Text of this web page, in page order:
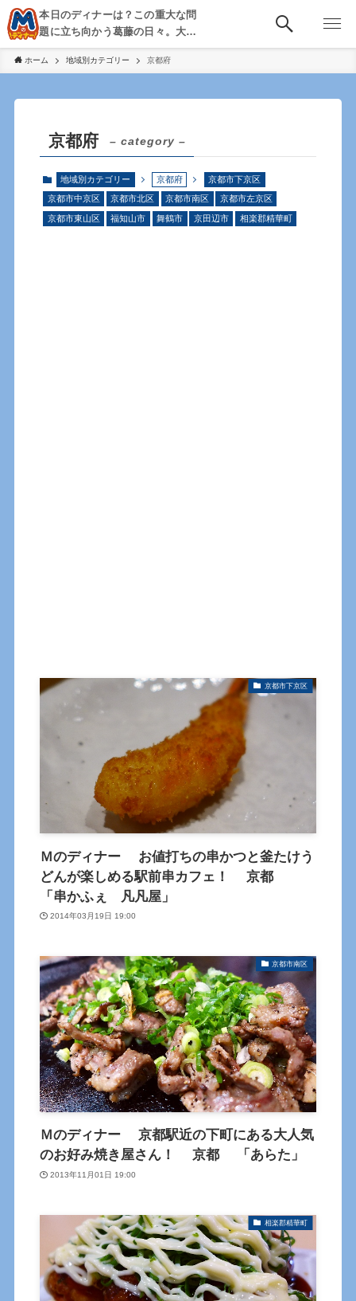
本日のディナーは？この重大な問
題に立ち向かう葛藤の日々。大
阪・京都・神戸を中心とした食べ
歩き、飲み歩きを綴る。
ホーム 地域別カテゴリー 京都府
京都府 – category –
地域別カテゴリー 京都府 京都市下京区
京都市中京区 京都市北区 京都市南区 京都市左京区
京都市東山区 福知山市 舞鶴市 京田辺市 相楽郡精華町
京都市下京区
Ｍのディナー お値打ちの串かつと釜たけう
どんが楽しめる駅前串カフェ！ 京都
「串かふぇ 凡凡屋」
2014年03月19日 19:00
京都市南区
Ｍのディナー 京都駅近の下町にある大人気
のお好み焼き屋さん！ 京都 「あらた」
2013年11月01日 19:00
相楽郡精華町